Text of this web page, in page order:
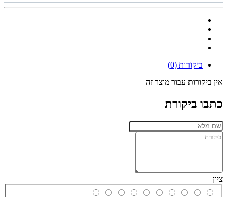
ביקורות (0)
אין ביקורות עבור מוצר זה
כתבו ביקורת
ציון